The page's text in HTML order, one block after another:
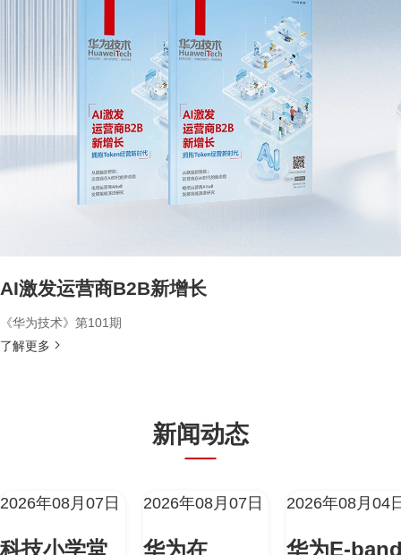
AI激发运营商B2B新增长
《华为技术》第101期
了解更多
新闻动态
2026年08月07日
科技小学堂
2026年08月07日
华为在
2026年08月04
华为E-